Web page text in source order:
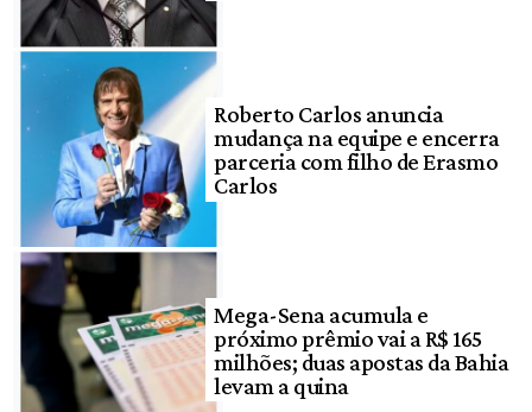
Roberto Carlos anuncia
mudança na equipe e encerra
parceria com filho de Erasmo
Carlos
Mega-Sena acumula e
próximo prêmio vai a R$ 165
milhões; duas apostas da Bahia
levam a quina